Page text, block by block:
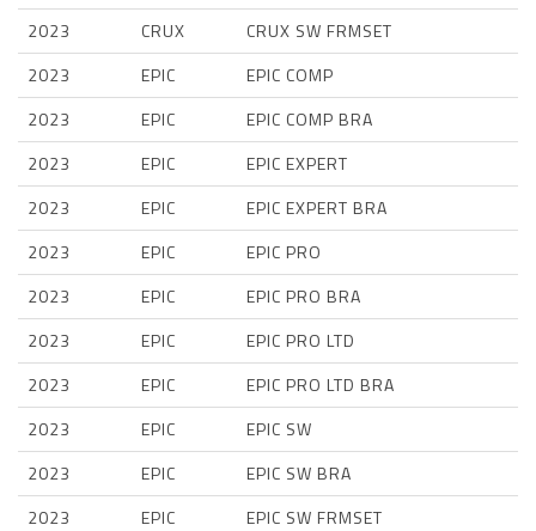
2023
CRUX
CRUX SW FRMSET
2023
EPIC
EPIC COMP
2023
EPIC
EPIC COMP BRA
2023
EPIC
EPIC EXPERT
2023
EPIC
EPIC EXPERT BRA
2023
EPIC
EPIC PRO
2023
EPIC
EPIC PRO BRA
2023
EPIC
EPIC PRO LTD
2023
EPIC
EPIC PRO LTD BRA
2023
EPIC
EPIC SW
2023
EPIC
EPIC SW BRA
2023
EPIC
EPIC SW FRMSET